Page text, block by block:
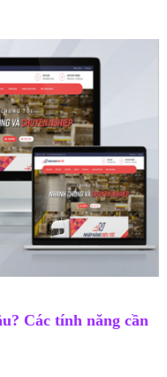
Các tính năng cần